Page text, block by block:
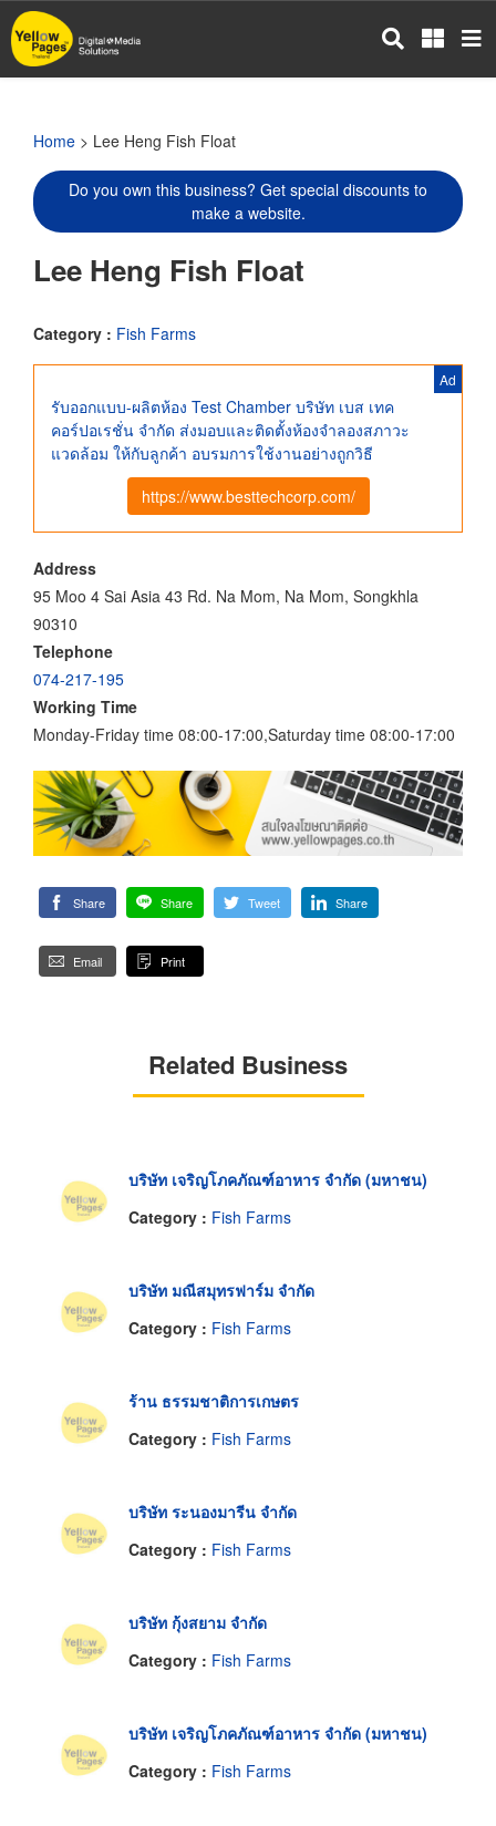
Skip
to
main
Home > Lee Heng Fish Float
Do you own this business? Get special discounts to
make a website.
Lee Heng Fish Float
Category : Fish Farms
Ad
รับออกแบบ-ผลิตห้อง Test Chamber บริษัท เบส เทค
คอร์ปอเรชั่น จำกัด ส่งมอบและติดตั้งห้องจำลองสภาวะ
แวดล้อม ให้กับลูกค้า อบรมการใช้งานอย่างถูกวิธี
https://www.besttechcorp.com/
Address
95 Moo 4 Sai Asia 43 Rd. Na Mom, Na Mom, Songkhla
90310
Telephone
074-217-195
Working Time
Monday-Friday time 08:00-17:00,Saturday time 08:00-17:00
Share Share Tweet Share
Email Print
Related Business
บริษัท เจริญโภคภัณฑ์อาหาร จำกัด (มหาชน)
Category : Fish Farms
บริษัท มณีสมุทรฟาร์ม จำกัด
Category : Fish Farms
ร้าน ธรรมชาติการเกษตร
Category : Fish Farms
บริษัท ระนองมารีน จำกัด
Category : Fish Farms
บริษัท กุ้งสยาม จำกัด
Category : Fish Farms
บริษัท เจริญโภคภัณฑ์อาหาร จำกัด (มหาชน)
Category : Fish Farms